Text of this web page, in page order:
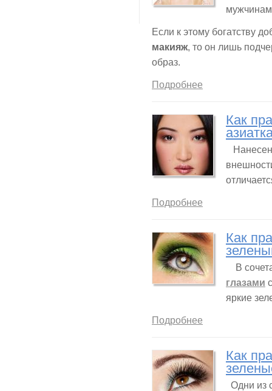
Если к этому богатству
макияж, то он лишь
образ.
Подробнее
Как
Подробнее
Как
В
глазами
яркие
Подробнее
Как
Одни из